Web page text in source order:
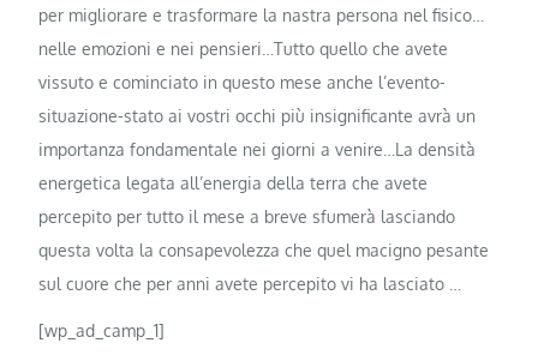
per migliorare e trasformare la nastra persona nel fisico…
nelle emozioni e nei pensieri…Tutto quello che avete
vissuto e cominciato in questo mese anche l’evento-
situazione-stato ai vostri occhi più insignificante avrà un
importanza fondamentale nei giorni a venire…La densità
energetica legata all’energia della terra che avete
percepito per tutto il mese a breve sfumerà lasciando
questa volta la consapevolezza che quel macigno pesante
sul cuore che per anni avete percepito vi ha lasciato …
[wp_ad_camp_1]